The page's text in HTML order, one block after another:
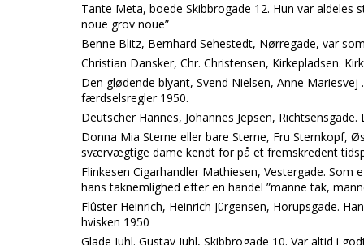
Tante Meta, boede Skibbrogade 12. Hun var
noue grov noue”
Benne Blitz, Bernhard Sehestedt, Nørregade, var
Christian Dansker, Chr. Christensen, Kirkepladsen.
Den glødende blyant, Svend Nielsen, Anne
færdselsregler 1950.
Deutscher Hannes, Johannes Jepsen,
Donna Mia Sterne eller bare Sterne, Fru Sternkopf,
sværvægtige dame kendt for på et fremskredent
Flinkesen Cigarhandler Mathiesen, Vestergade.
hans taknemlighed efter en handel ”manne tak,
Flûster Heinrich, Heinrich Jürgensen, Horupsgade.
hvisken 1950
Glade Juhl. Gustav Juhl, Skibbrogade 10. Var altid i